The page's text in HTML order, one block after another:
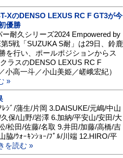
XのDENSO LEXUS RC F GT3が今
優勝
耐久シリーズ2024 Empowered by
5戦「SUZUKA S耐」は29日、鈴鹿
を行い、ポールポジションからス
ラスのDENSO LEXUS RC F
小高一斗／小山美姫／嵯峨宏紀）
»
ｼﾞ/蒲生/片岡 3.DAISUKE/元嶋/中山
保/山野/岩澤 6.加納/平安山/安田/大
/松田/佐藤/名取 9.井田/加藤/高橋/吉
脇/ｳｫｰｷﾝｼｮｰ/ﾌﾟﾙ/川端 12.HIRO/平
を読む »